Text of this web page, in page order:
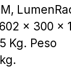
x 300 x
Kg. Peso